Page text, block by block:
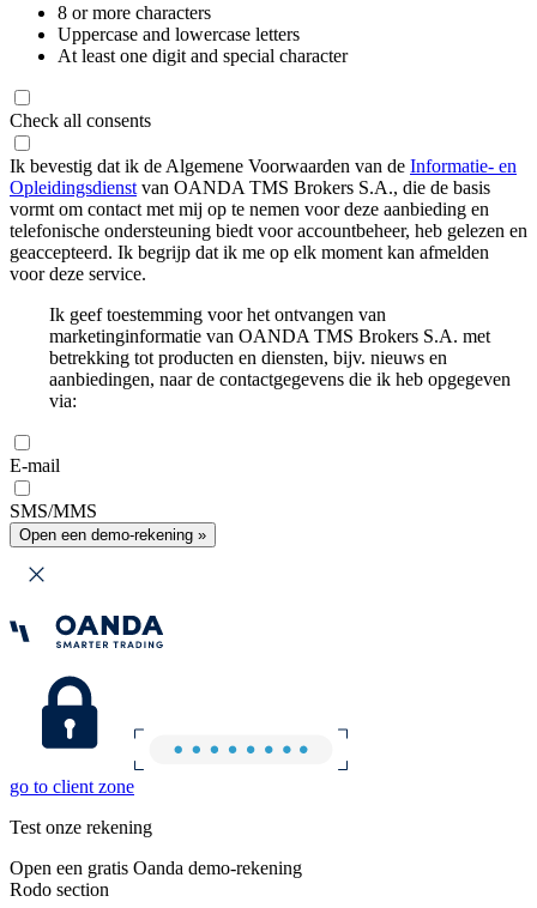
8 or more characters
Uppercase and lowercase letters
At least one digit and special character
Check all consents
Ik bevestig dat ik de Algemene Voorwaarden van de Informatie- en
Opleidingsdienst van OANDA TMS Brokers S.A., die de basis
vormt om contact met mij op te nemen voor deze aanbieding en
telefonische ondersteuning biedt voor accountbeheer, heb gelezen en
geaccepteerd. Ik begrijp dat ik me op elk moment kan afmelden
voor deze service.
Ik geef toestemming voor het ontvangen van
marketinginformatie van OANDA TMS Brokers S.A. met
betrekking tot producten en diensten, bijv. nieuws en
aanbiedingen, naar de contactgegevens die ik heb opgegeven
via:
E-mail
SMS/MMS
Open een demo-rekening »
go to client zone
Test onze rekening
Open een gratis Oanda demo-rekening
Rodo section